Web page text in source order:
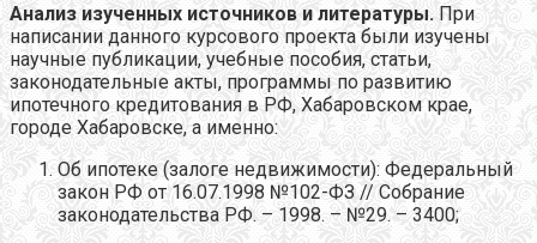
Анализ изученных источников и литературы. При
написании данного курсового проекта были изучены
научные публикации, учебные пособия, статьи,
законодательные акты, программы по развитию
ипотечного кредитования в РФ, Хабаровском крае,
городе Хабаровске, а именно:
Об ипотеке (залоге недвижимости): Федеральный
закон РФ от 16.07.1998 №102-ФЗ // Собрание
законодательства РФ. – 1998. – №29. – 3400;